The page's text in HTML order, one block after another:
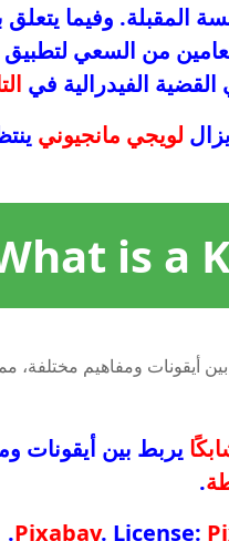
المقبلة. وفيما يتعلق
من السعي لتطبيق
الفيدرالية في
لويجي مانجيوني
is a
يربط بين أيقونات
.
Pixabay. License:
.